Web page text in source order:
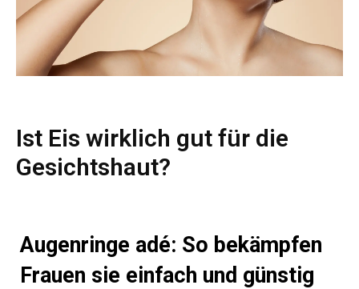
Ist Eis wirklich gut für die
Gesichtshaut?
Augenringe adé: So bekämpfen
Frauen sie einfach und günstig